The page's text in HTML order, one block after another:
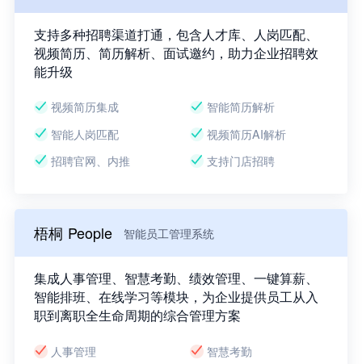
支持多种招聘渠道打通，包含人才库、人岗匹配、
视频简历、简历解析、面试邀约，助力企业招聘效
能升级
视频简历集成
智能简历解析
智能人岗匹配
视频简历AI解析
招聘官网、内推
支持门店招聘
梧桐 People 智能员工管理系统
集成人事管理、智慧考勤、绩效管理、一键算薪、
智能排班、在线学习等模块，为企业提供员工从入
职到离职全生命周期的综合管理方案
人事管理
智慧考勤